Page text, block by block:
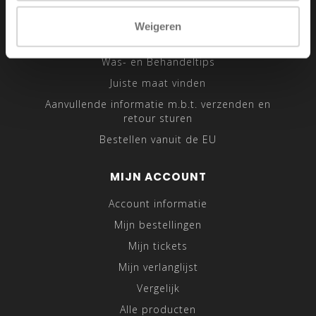
Weigeren
Sitemap
Was- en Behandeltips
Juiste maat vinden
Aanvullende informatie m.b.t. verzenden en
retour sturen
Bestellen vanuit de EU
MIJN ACCOUNT
Account informatie
Mijn bestellingen
Mijn tickets
Mijn verlanglijst
Vergelijk
Alle producten